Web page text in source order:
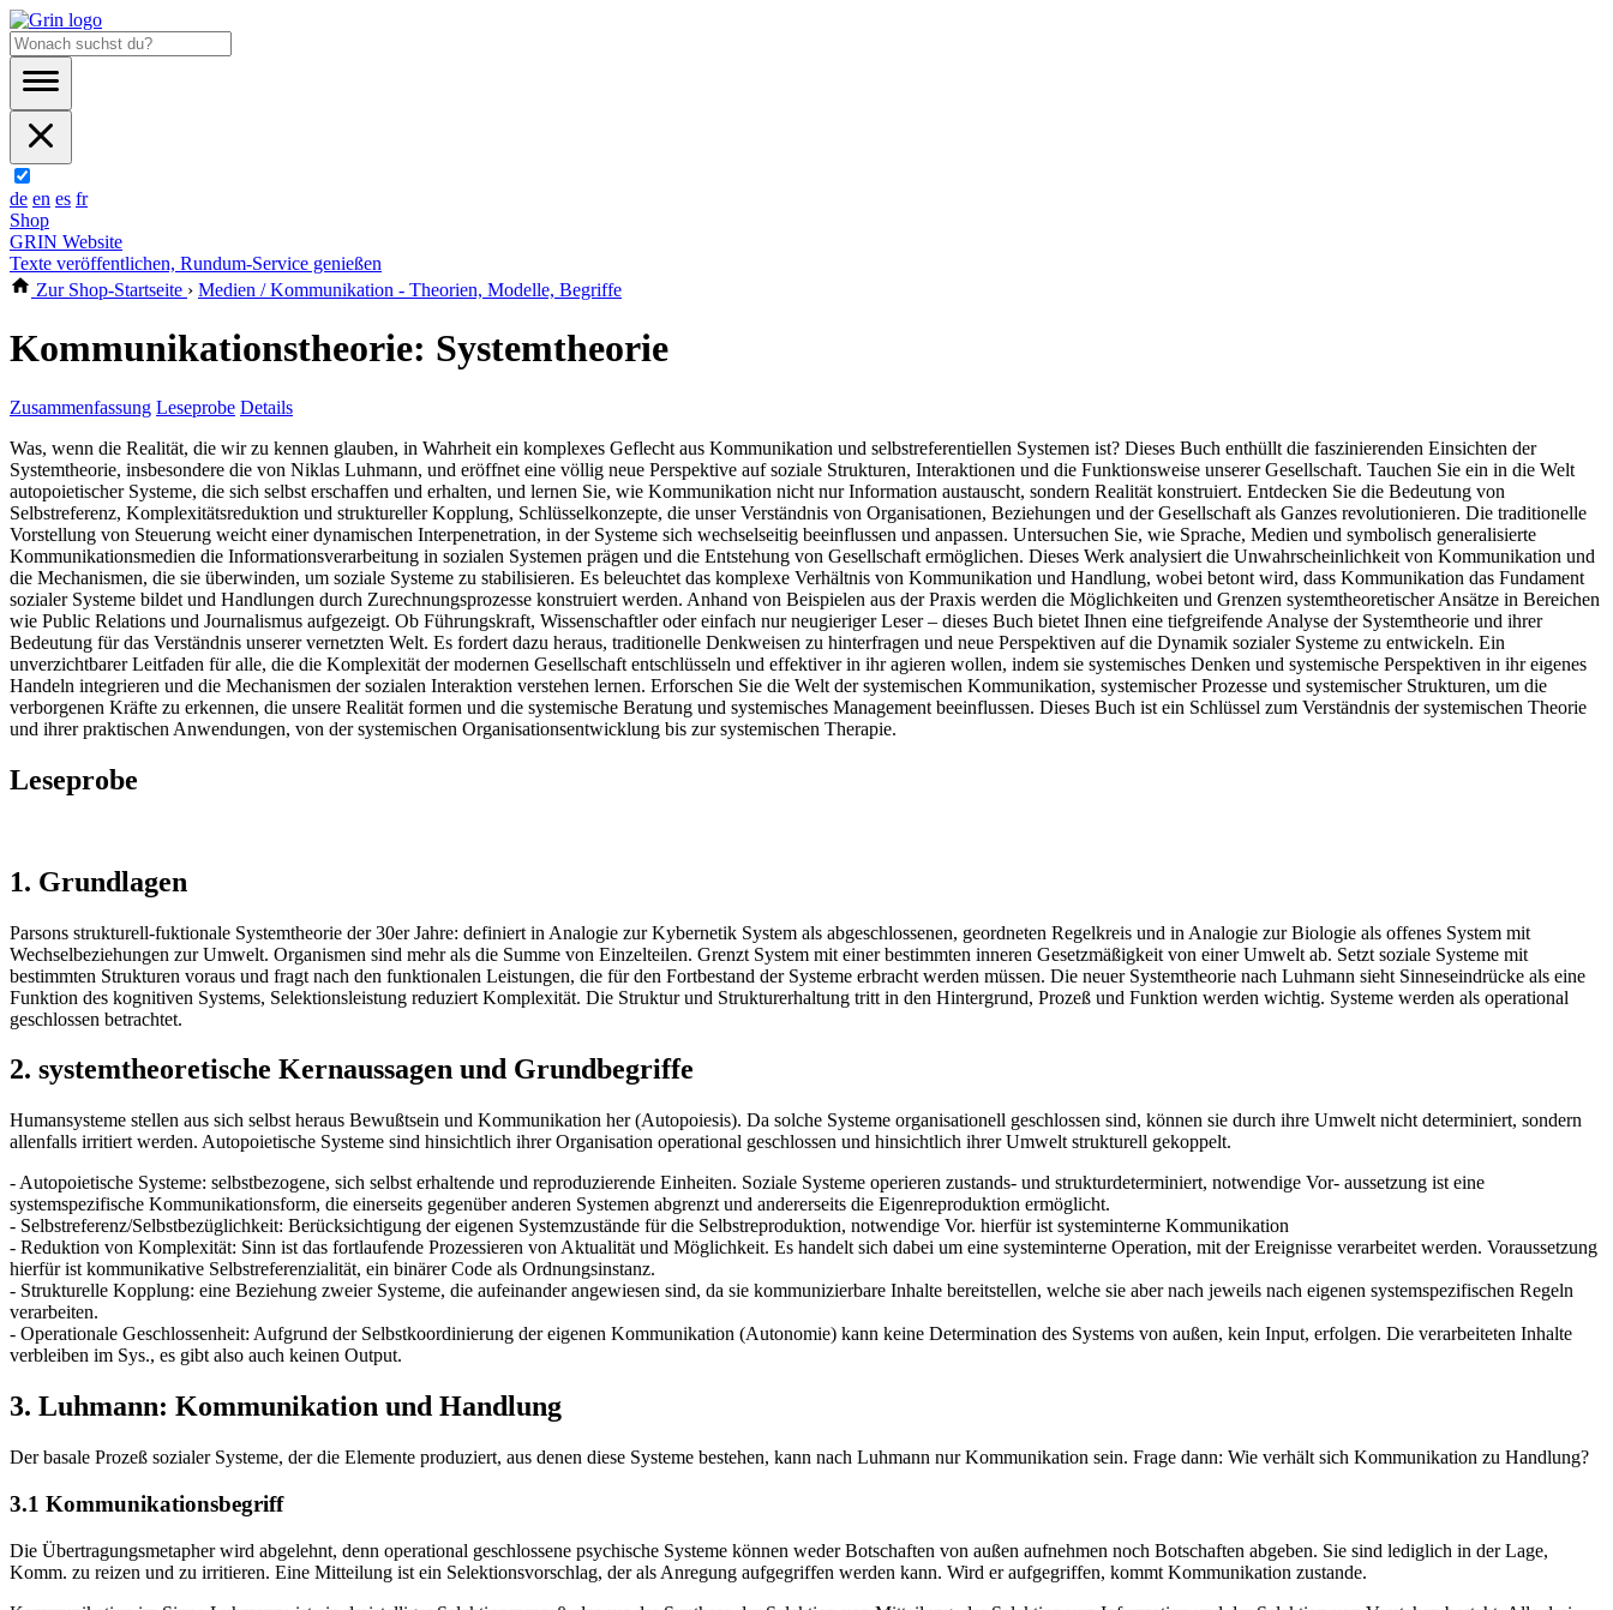
de en es fr
Shop
GRIN Website
Texte veröffentlichen, Rundum-Service genießen
Zur Shop-Startseite › Medien / Kommunikation - Theorien, Modelle, Begriffe
Kommunikationstheorie: Systemtheorie
Zusammenfassung Leseprobe Details
Was, wenn die Realität, die wir zu kennen glauben, in Wahrheit ein komplexes Geflecht aus Kommunikation und selbstreferentiellen Systemen ist? Dieses Buch enthüllt die faszinierenden Einsichten der
Systemtheorie, insbesondere die von Niklas Luhmann, und eröffnet eine völlig neue Perspektive auf soziale Strukturen, Interaktionen und die Funktionsweise unserer Gesellschaft. Tauchen Sie ein in die Welt
autopoietischer Systeme, die sich selbst erschaffen und erhalten, und lernen Sie, wie Kommunikation nicht nur Information austauscht, sondern Realität konstruiert. Entdecken Sie die Bedeutung von
Selbstreferenz, Komplexitätsreduktion und struktureller Kopplung, Schlüsselkonzepte, die unser Verständnis von Organisationen, Beziehungen und der Gesellschaft als Ganzes revolutionieren. Die traditionelle
Vorstellung von Steuerung weicht einer dynamischen Interpenetration, in der Systeme sich wechselseitig beeinflussen und anpassen. Untersuchen Sie, wie Sprache, Medien und symbolisch generalisierte
Kommunikationsmedien die Informationsverarbeitung in sozialen Systemen prägen und die Entstehung von Gesellschaft ermöglichen. Dieses Werk analysiert die Unwahrscheinlichkeit von Kommunikation und
die Mechanismen, die sie überwinden, um soziale Systeme zu stabilisieren. Es beleuchtet das komplexe Verhältnis von Kommunikation und Handlung, wobei betont wird, dass Kommunikation das Fundament
sozialer Systeme bildet und Handlungen durch Zurechnungsprozesse konstruiert werden. Anhand von Beispielen aus der Praxis werden die Möglichkeiten und Grenzen systemtheoretischer Ansätze in Bereichen
wie Public Relations und Journalismus aufgezeigt. Ob Führungskraft, Wissenschaftler oder einfach nur neugieriger Leser – dieses Buch bietet Ihnen eine tiefgreifende Analyse der Systemtheorie und ihrer
Bedeutung für das Verständnis unserer vernetzten Welt. Es fordert dazu heraus, traditionelle Denkweisen zu hinterfragen und neue Perspektiven auf die Dynamik sozialer Systeme zu entwickeln. Ein
unverzichtbarer Leitfaden für alle, die die Komplexität der modernen Gesellschaft entschlüsseln und effektiver in ihr agieren wollen, indem sie systemisches Denken und systemische Perspektiven in ihr eigenes
Handeln integrieren und die Mechanismen der sozialen Interaktion verstehen lernen. Erforschen Sie die Welt der systemischen Kommunikation, systemischer Prozesse und systemischer Strukturen, um die
verborgenen Kräfte zu erkennen, die unsere Realität formen und die systemische Beratung und systemisches Management beeinflussen. Dieses Buch ist ein Schlüssel zum Verständnis der systemischen Theorie
und ihrer praktischen Anwendungen, von der systemischen Organisationsentwicklung bis zur systemischen Therapie.
Leseprobe
1. Grundlagen
Parsons strukturell-fuktionale Systemtheorie der 30er Jahre: definiert in Analogie zur Kybernetik System als abgeschlossenen, geordneten Regelkreis und in Analogie zur Biologie als offenes System mit
Wechselbeziehungen zur Umwelt. Organismen sind mehr als die Summe von Einzelteilen. Grenzt System mit einer bestimmten inneren Gesetzmäßigkeit von einer Umwelt ab. Setzt soziale Systeme mit
bestimmten Strukturen voraus und fragt nach den funktionalen Leistungen, die für den Fortbestand der Systeme erbracht werden müssen. Die neuer Systemtheorie nach Luhmann sieht Sinneseindrücke als eine
Funktion des kognitiven Systems, Selektionsleistung reduziert Komplexität. Die Struktur und Strukturerhaltung tritt in den Hintergrund, Prozeß und Funktion werden wichtig. Systeme werden als operational
geschlossen betrachtet.
2. systemtheoretische Kernaussagen und Grundbegriffe
Humansysteme stellen aus sich selbst heraus Bewußtsein und Kommunikation her (Autopoiesis). Da solche Systeme organisationell geschlossen sind, können sie durch ihre Umwelt nicht determiniert, sondern
allenfalls irritiert werden. Autopoietische Systeme sind hinsichtlich ihrer Organisation operational geschlossen und hinsichtlich ihrer Umwelt strukturell gekoppelt.
- Autopoietische Systeme: selbstbezogene, sich selbst erhaltende und reproduzierende Einheiten. Soziale Systeme operieren zustands- und strukturdeterminiert, notwendige Vor- aussetzung ist eine
systemspezifische Kommunikationsform, die einerseits gegenüber anderen Systemen abgrenzt und andererseits die Eigenreproduktion ermöglicht.
- Selbstreferenz/Selbstbezüglichkeit: Berücksichtigung der eigenen Systemzustände für die Selbstreproduktion, notwendige Vor. hierfür ist systeminterne Kommunikation
- Reduktion von Komplexität: Sinn ist das fortlaufende Prozessieren von Aktualität und Möglichkeit. Es handelt sich dabei um eine systeminterne Operation, mit der Ereignisse verarbeitet werden. Voraussetzung
hierfür ist kommunikative Selbstreferenzialität, ein binärer Code als Ordnungsinstanz.
- Strukturelle Kopplung: eine Beziehung zweier Systeme, die aufeinander angewiesen sind, da sie kommunizierbare Inhalte bereitstellen, welche sie aber nach jeweils nach eigenen systemspezifischen Regeln
verarbeiten.
- Operationale Geschlossenheit: Aufgrund der Selbstkoordinierung der eigenen Kommunikation (Autonomie) kann keine Determination des Systems von außen, kein Input, erfolgen. Die verarbeiteten Inhalte
verbleiben im Sys., es gibt also auch keinen Output.
3. Luhmann: Kommunikation und Handlung
Der basale Prozeß sozialer Systeme, der die Elemente produziert, aus denen diese Systeme bestehen, kann nach Luhmann nur Kommunikation sein. Frage dann: Wie verhält sich Kommunikation zu Handlung?
3.1 Kommunikationsbegriff
Die Übertragungsmetapher wird abgelehnt, denn operational geschlossene psychische Systeme können weder Botschaften von außen aufnehmen noch Botschaften abgeben. Sie sind lediglich in der Lage,
Komm. zu reizen und zu irritieren. Eine Mitteilung ist ein Selektionsvorschlag, der als Anregung aufgegriffen werden kann. Wird er aufgegriffen, kommt Kommunikation zustande.